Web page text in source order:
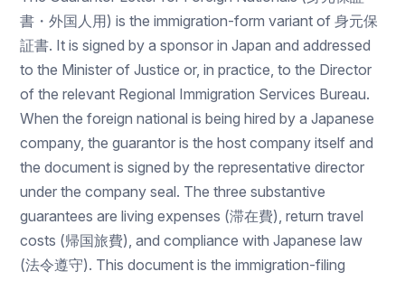
書・外国人用) is the immigration-form variant of 身元保
証書. It is signed by a sponsor in Japan and addressed
to the Minister of Justice or, in practice, to the Director
of the relevant Regional Immigration Services Bureau.
When the foreign national is being hired by a Japanese
company, the guarantor is the host company itself and
the document is signed by the representative director
under the company seal. The three substantive
guarantees are living expenses (滞在費), return travel
costs (帰国旅費), and compliance with Japanese law
(法令遵守). This document is the immigration-filing